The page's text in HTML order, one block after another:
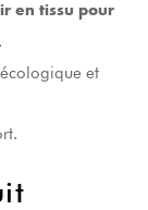
en tissu pour
et